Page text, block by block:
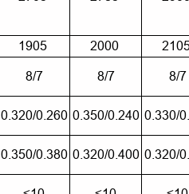
1905 2000
8/7 8/7 8/7
0.320/0.260 0.350/0.240 0.330/
0.350/0.380 0.320/0.400 0.320/